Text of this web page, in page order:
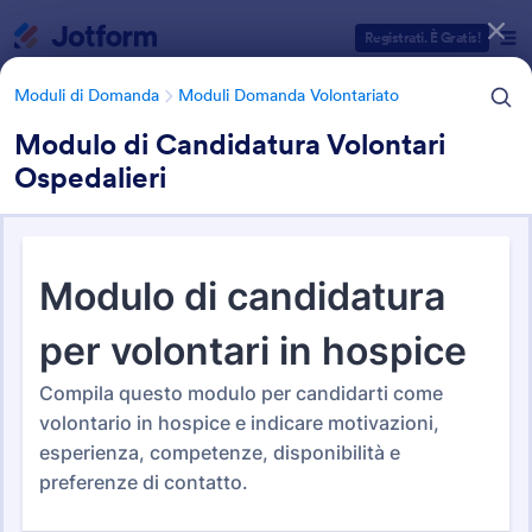
Registrati. È Gratis!
Moduli di Domanda Moduli Domanda Volontariato
Modulo di Candidatura Volontari
Ospedalieri
Moduli Domanda Volontariato
14 Template
Categorie Template Moduli